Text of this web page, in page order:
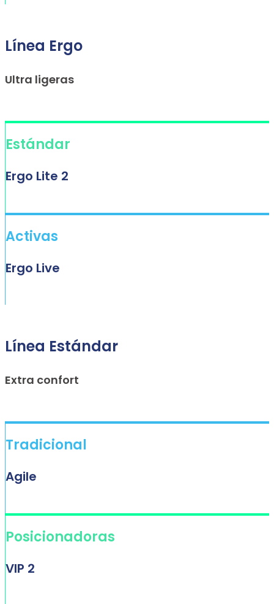
Línea Ergo
Ultra ligeras
Estándar
Ergo Lite 2
Activas
Ergo Live
Línea Estándar
Extra confort
Tradicional
Agile
Posicionadoras
VIP 2